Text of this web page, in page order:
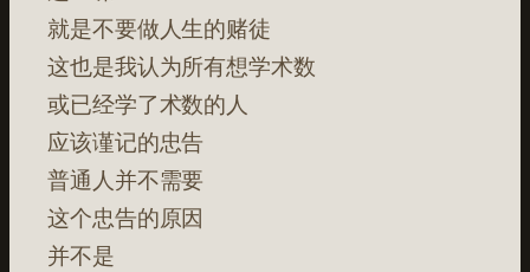
就是不要做人生的赌徒
这也是我认为所有想学术数
或已经学了术数的人
应该谨记的忠告
普通人并不需要
这个忠告的原因
并不是